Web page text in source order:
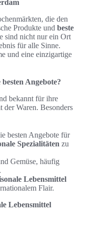
die den
Produkte und beste
sind nicht nur ein Ort
für alle Sinne.
und eine einzigartige
Angebote?
bekannt für ihre
der Waren. Besonders
besten Angebote für
Spezialitäten zu
Gemüse, häufig
Lebensmittel
Flair.
Lebensmittel